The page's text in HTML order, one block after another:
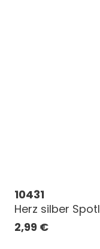
10431
Herz silber
2,99 €